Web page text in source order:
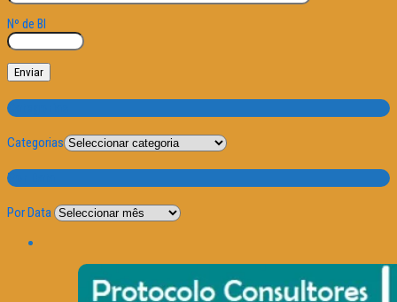
Nº de BI
Categorias
Categorias
Por Data
Por Data